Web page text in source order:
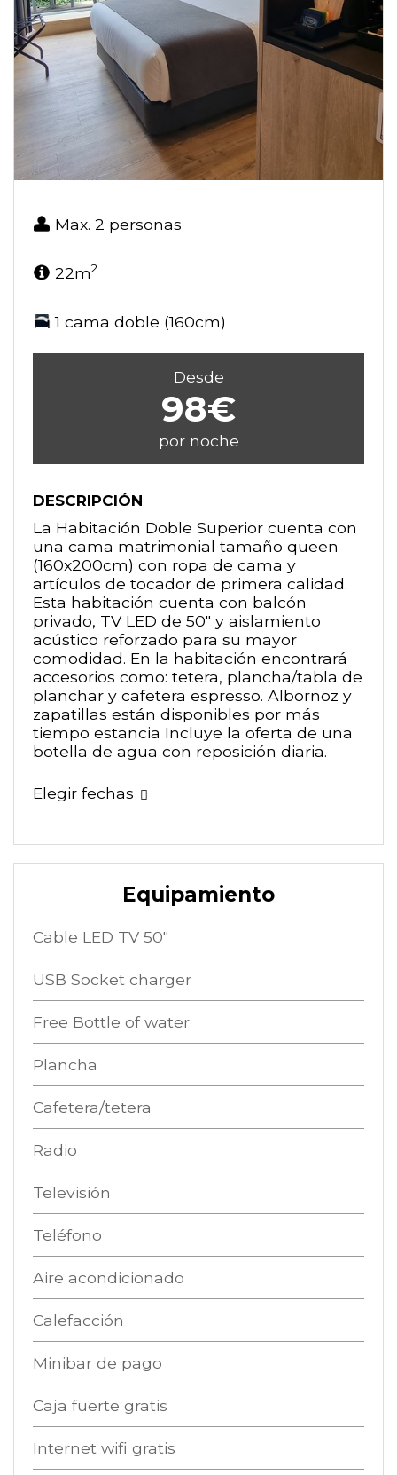
Max. 2 personas
22m2
1 cama doble (160cm)
Desde
98€
por noche
DESCRIPCIÓN
La Habitación Doble Superior cuenta con
una cama matrimonial tamaño queen
(160x200cm) con ropa de cama y
artículos de tocador de primera calidad.
Esta habitación cuenta con balcón
privado, TV LED de 50" y aislamiento
acústico reforzado para su mayor
comodidad. En la habitación encontrará
accesorios como: tetera, plancha/tabla de
planchar y cafetera espresso. Albornoz y
zapatillas están disponibles por más
tiempo estancia Incluye la oferta de una
botella de agua con reposición diaria.
Elegir fechas
Equipamiento
Cable LED TV 50"
USB Socket charger
Free Bottle of water
Plancha
Cafetera/tetera
Radio
Televisión
Teléfono
Aire acondicionado
Calefacción
Minibar de pago
Caja fuerte gratis
Internet wifi gratis